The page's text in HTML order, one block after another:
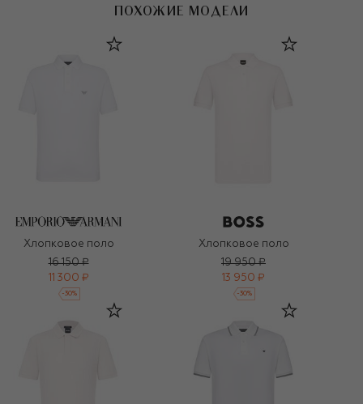
ПОХОЖИЕ МОДЕЛИ
Хлопковое поло
16 150 ₽
11 300 ₽
-30%
Хлопковое поло
19 950 ₽
13 950 ₽
-30%